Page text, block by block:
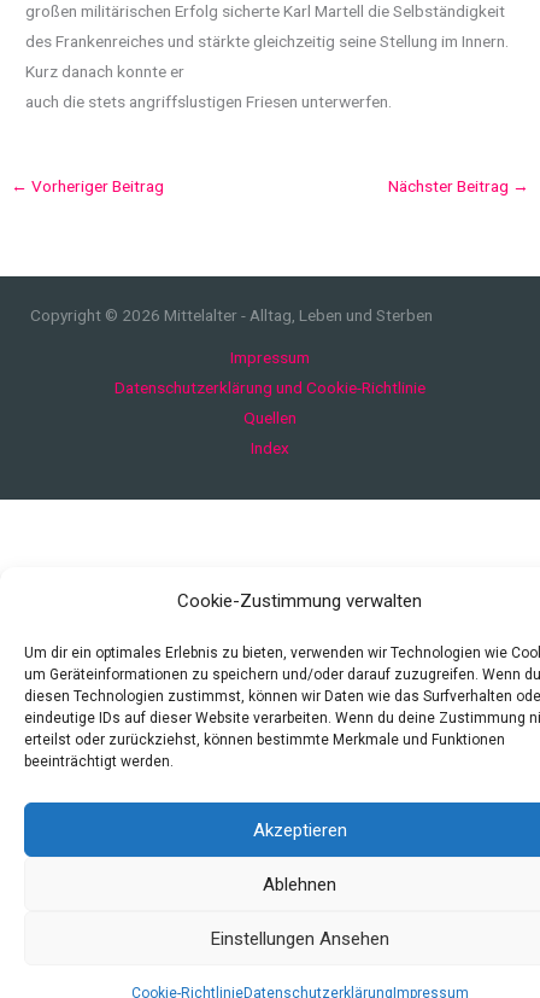
Cookie-Zustimmung verwalten
Um dir ein optimales Erlebnis zu bieten, verwenden wir Technologien wie
um Geräteinformationen zu speichern und/oder darauf zuzugreifen. Wenn du
diesen Technologien zustimmst, können wir Daten wie das Surfverhalten
eindeutige IDs auf dieser Website verarbeiten. Wenn du deine Zustimmung
erteilst oder zurückziehst, können bestimmte Merkmale und Funktionen
beeinträchtigt werden.
Akzeptieren
Ablehnen
Einstellungen Ansehen
Cookie-RichtlinieDatenschutzerklärung Impressum
großen militärischen Erfolg sicherte Karl Martell die Selbständigkeit
des Frankenreiches und stärkte gleichzeitig seine Stellung im Innern.
Kurz danach konnte er
auch die stets angriffslustigen Friesen unterwerfen.
← Vorheriger Beitrag Nächster Beitrag →
Copyright © 2026 Mittelalter - Alltag, Leben und Sterben
Impressum
Datenschutzerklärung und Cookie-Richtlinie
Quellen
Index